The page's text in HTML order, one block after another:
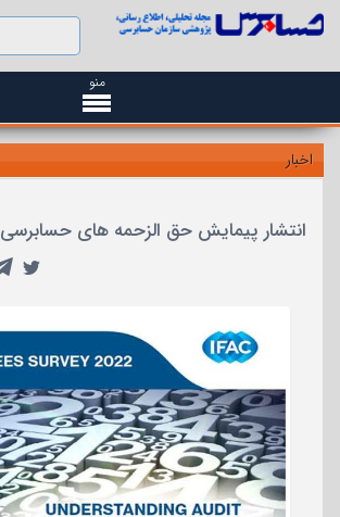
منو
اخبار
انتشار پیمایش حق الزحمه های حسابرسی 2022